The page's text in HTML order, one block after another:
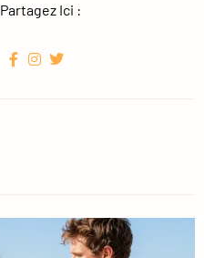
Partagez Ici :